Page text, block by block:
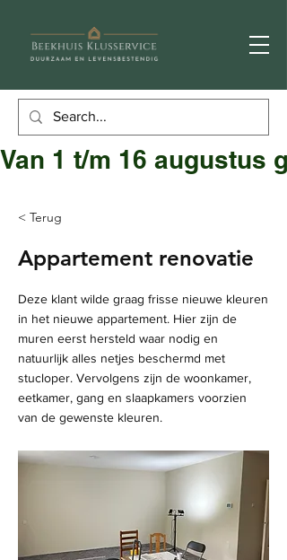
Van 1 t/m 16 augustus
< Terug
Appartement renovatie
Deze klant wilde graag frisse nieuwe kleuren
in het nieuwe appartement. Hier zijn de
muren eerst hersteld waar nodig en
natuurlijk alles netjes beschermd met
stucloper. Vervolgens zijn de woonkamer,
eetkamer, gang en slaapkamers voorzien
van de gewenste kleuren.